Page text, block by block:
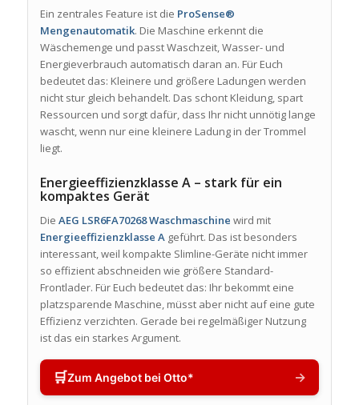
Ein zentrales Feature ist die ProSense®
Mengenautomatik. Die Maschine erkennt die
Wäschemenge und passt Waschzeit, Wasser- und
Energieverbrauch automatisch daran an. Für Euch
bedeutet das: Kleinere und größere Ladungen werden
nicht stur gleich behandelt. Das schont Kleidung, spart
Ressourcen und sorgt dafür, dass Ihr nicht unnötig lange
wascht, wenn nur eine kleinere Ladung in der Trommel
liegt.
Energieeffizienzklasse A – stark für ein
kompaktes Gerät
Die AEG LSR6FA70268 Waschmaschine wird mit
Energieeffizienzklasse Ageführt. Das ist besonders
interessant, weil kompakte Slimline-Geräte nicht immer
so effizient abschneiden wie größere Standard-
Frontlader. Für Euch bedeutet das: Ihr bekommt eine
platzsparende Maschine, müsst aber nicht auf eine gute
Effizienz verzichten. Gerade bei regelmäßiger Nutzung
ist das ein starkes Argument.
🛒Zum Angebot bei Otto* →